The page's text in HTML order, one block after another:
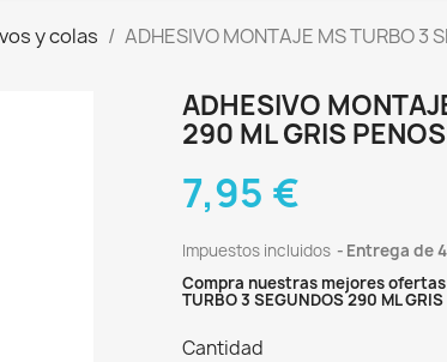
y colas
ADHESIVO MONTAJE MS TURBO 3
ADHESIVO
290 ML GRIS
7,95 €
Impuestos incluidos
Entrega de
Compra nuestras mejores ofertas
TURBO 3 SEGUNDOS 290 ML
Cantidad